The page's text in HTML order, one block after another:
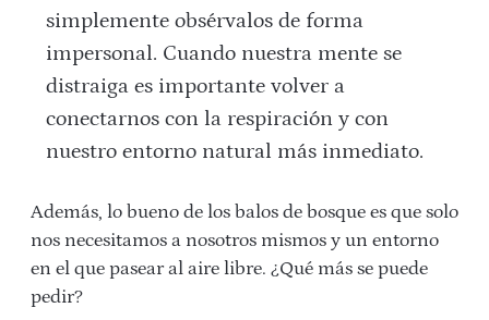
simplemente obsérvalos de forma
impersonal. Cuando nuestra mente se
distraiga es importante volver a
conectarnos con la respiración y con
nuestro entorno natural más inmediato.
Además, lo bueno de los balos de bosque es que solo
nos necesitamos a nosotros mismos y un entorno
en el que pasear al aire libre. ¿Qué más se puede
pedir?